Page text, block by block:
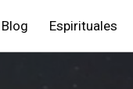
Blog Espirituales